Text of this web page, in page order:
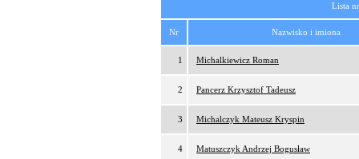
Lista
Nr Nazwisko i imiona
1 Michalkiewicz Roman
2 Pancerz Krzysztof Tadeusz
3 Michalczyk Mateusz Kryspin
4 Matuszczyk Andrzej Bogusław